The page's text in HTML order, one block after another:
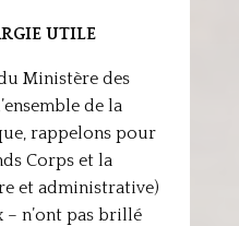
UTILE
Ministère des
de la
rappelons pour
Corps et la
et administrative)
– n’ont pas brillé